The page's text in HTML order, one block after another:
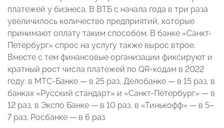
платежей у бизнеса. В ВТБ с начала года в три раза
увеличилось количество предприятий, которые
принимают оплату таким способом. В банке «Санкт-
Петербург» спрос на услугу также вырос втрое.
Вместе с тем финансовые организации фиксируют и
кратный рост числа платежей по QR-кодам в 2022
году: в МТС-Банке — в 25 раз, Делобанке — в 15 раз, в
банках «Русский стандарт» и «Санкт-Петербург» — в
12 раз, в Экспо Банке — в 10 раз, в «Тинькофф» — в 5–
7 раз, Росбанке — в 6 раз.